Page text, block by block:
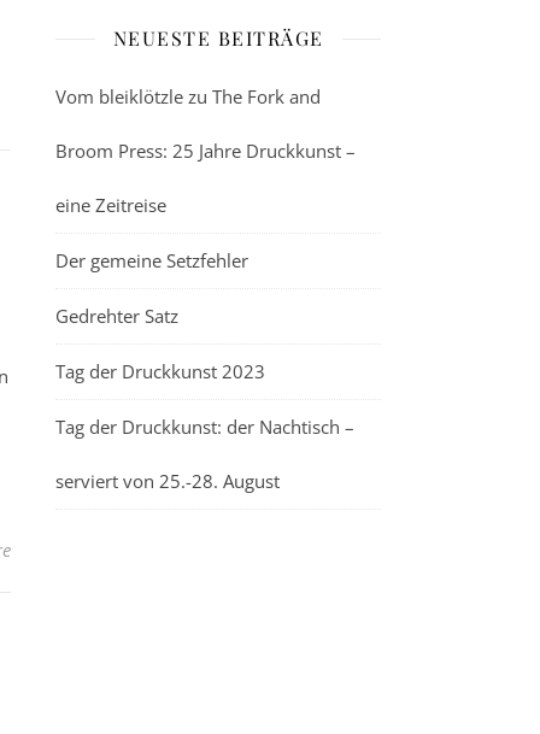
NEUESTE BEITRÄGE
Vom bleiklötzle zu The Fork and
Broom Press: 25 Jahre Druckkunst –
eine Zeitreise
Der gemeine Setzfehler
Gedrehter Satz
Tag der Druckkunst 2023
Tag der Druckkunst: der Nachtisch –
serviert von 25.-28. August